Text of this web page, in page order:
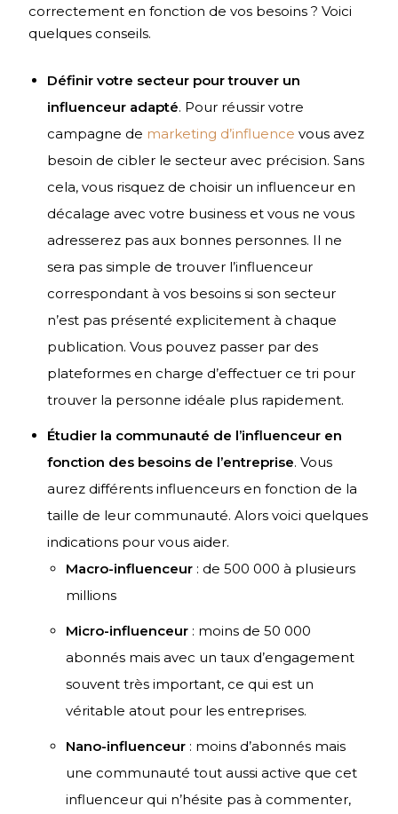
correctement en fonction de vos besoins ? Voici
quelques conseils.
Définir votre secteur pour trouver un
influenceur adapté. Pour réussir votre
campagne de marketing d’influence vous avez
besoin de cibler le secteur avec précision. Sans
cela, vous risquez de choisir un influenceur en
décalage avec votre business et vous ne vous
adresserez pas aux bonnes personnes. Il ne
sera pas simple de trouver l’influenceur
correspondant à vos besoins si son secteur
n’est pas présenté explicitement à chaque
publication. Vous pouvez passer par des
plateformes en charge d’effectuer ce tri pour
trouver la personne idéale plus rapidement.
Étudier la communauté de l’influenceur en
fonction des besoins de l’entreprise. Vous
aurez différents influenceurs en fonction de la
taille de leur communauté. Alors voici quelques
indications pour vous aider.
Macro-influenceur : de 500 000 à plusieurs
millions
Micro-influenceur : moins de 50 000
abonnés mais avec un taux d’engagement
souvent très important, ce qui est un
véritable atout pour les entreprises.
Nano-influenceur : moins d’abonnés mais
une communauté tout aussi active que cet
influenceur qui n’hésite pas à commenter,